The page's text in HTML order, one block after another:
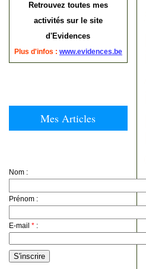
Retrouvez toutes mes
activités sur le site
d'Evidences
Plus d'infos : www.evidences.be
Mes Articles
Nom :
Prénom :
E-mail * :